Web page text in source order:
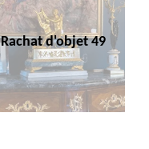
Rachat d'objet 49